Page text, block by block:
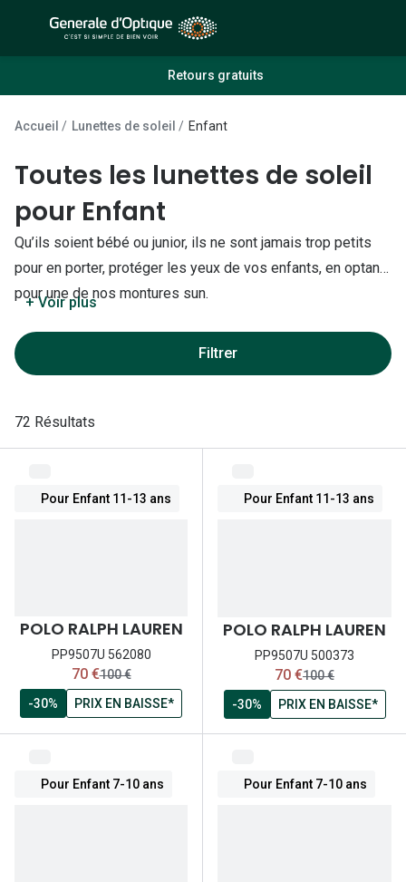
Sélection -20%
Lunettes de vue
Sélection -50%
Sélection -30%
Lunettes
Loi 100%
Toutes
Lunettes
Formes
Lunettes
Lunettes
Retours gratuits
Accueil Lunettes de soleil Enfant
Toutes les lunettes de soleil
pour Enfant
Qu’ils soient bébé ou junior, ils ne sont jamais trop petits
pour en porter, protéger les yeux de vos enfants, en optant
pour une de nos montures sun.
+ Voir plus
Filtrer
72 Résultats
Pour Enfant 11-13 ans
POLO RALPH LAUREN
PP9507U 562080
maintenant:
70 €ancien prix:
100 €
-30%
PRIX EN BAISSE*
Pour Enfant 11-13 ans
POLO RALPH LAUREN
PP9507U 500373
maintenant:
70 €ancien prix:
100 €
-30%
PRIX EN BAISSE*
Pour Enfant 7-10 ans Pour Enfant 7-10 ans